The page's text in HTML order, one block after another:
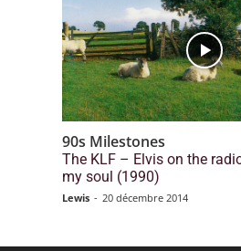
90s Milestones
The KLF – Elvis on the
my soul (1990)
Lewis - 20 décembre 2014